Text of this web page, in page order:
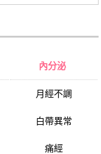
內分泌
月經不調
白帶異常
痛經